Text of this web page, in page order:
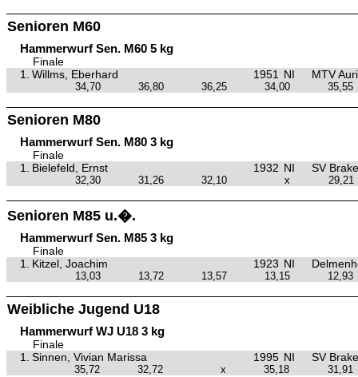
Senioren M60
Hammerwurf Sen. M60 5 kg
Finale
1.
Willms, Eberhard 1951 NI MTV
34,70 36,80 36,25 34,00 35,55
Senioren M80
Hammerwurf Sen. M80 3 kg
Finale
1.
Bielefeld, Ernst 1932 NI SV Brake
32,30 31,26 32,10 x 29,21
Senioren M85 u.�.
Hammerwurf Sen. M85 3 kg
Finale
1.
Kitzel, Joachim 1923 NI
13,03 13,72 13,57 13,15 12,93
Weibliche Jugend U18
Hammerwurf WJ U18 3 kg
Finale
1.
Sinnen, Vivian Marissa 1995 NI SV Brake
35,72 32,72 x 35,18 31,91